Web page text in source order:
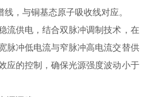
，与铜基态原子吸收线对应。
供电，结合双脉冲调制技术，在
脉冲低电流与窄脉冲高电流交替供
应的控制，确保光源强度波动小于